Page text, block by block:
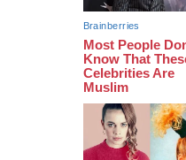
до
школяра”
04 СЕРПНЯ
20:54
На